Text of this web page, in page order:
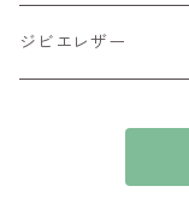
ジビエレザー